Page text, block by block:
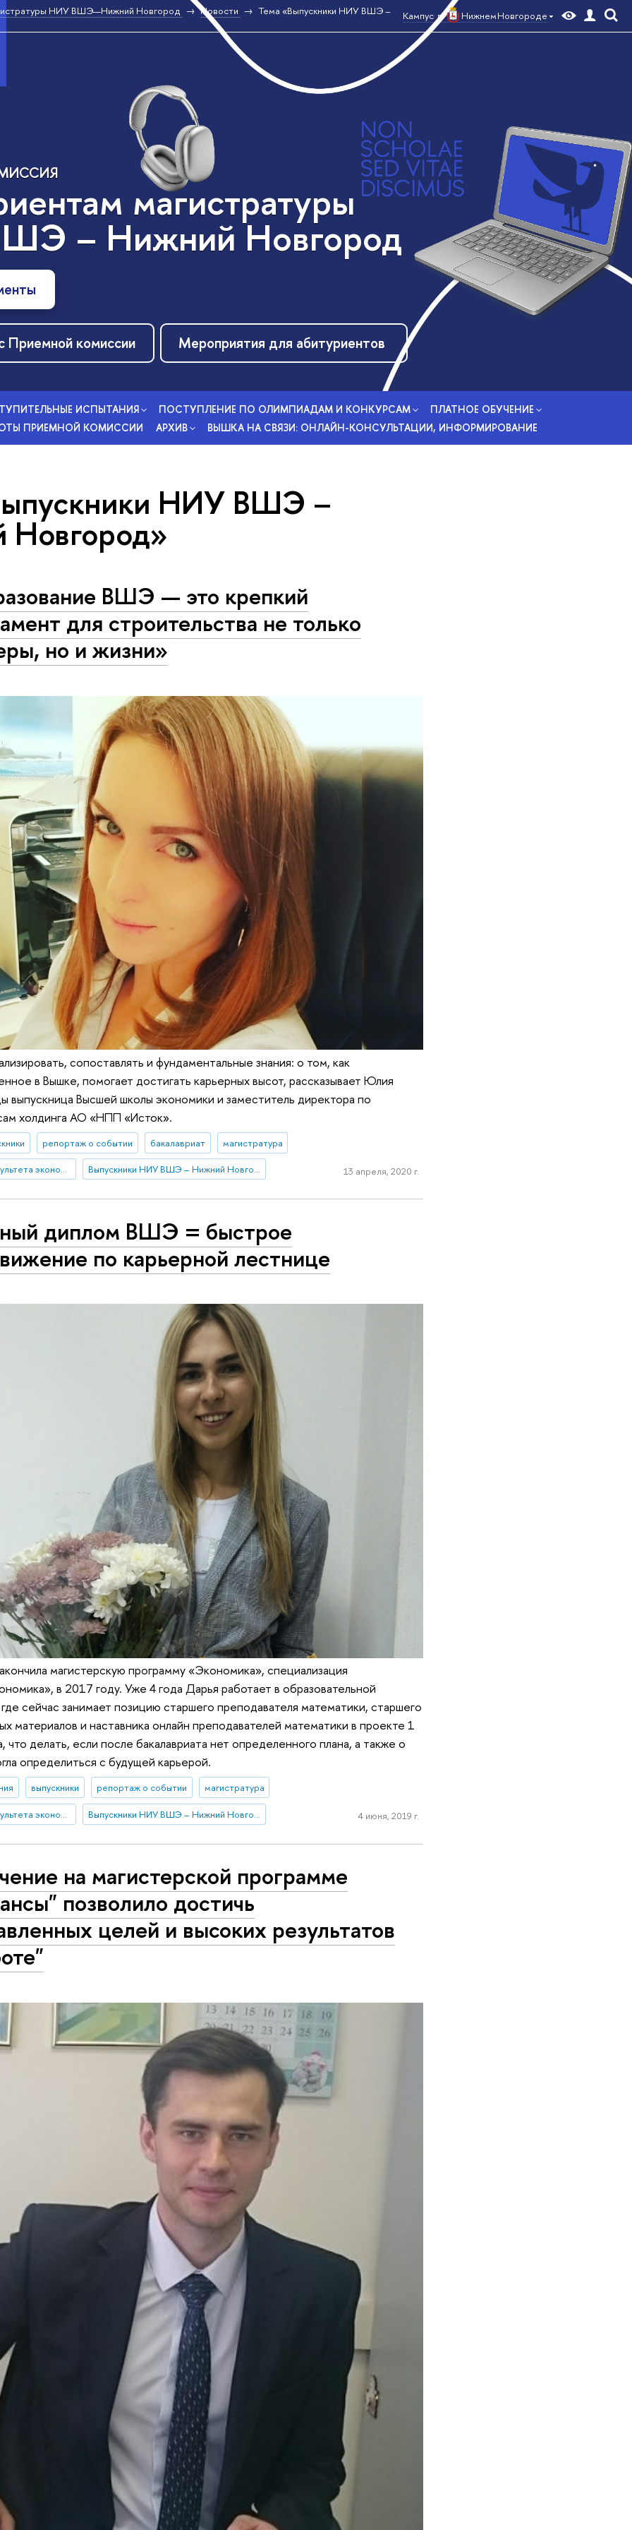
Кампус в Нижнем Новгороде
НИУ ВШЭ—Нижний Новгород Новости Тема «Выпускники НИУ ВШЭ –
магистратуры
– Нижний Новгород
Приемной комиссии Мероприятия для абитуриентов
ИСПЫТАНИЯ ПОСТУПЛЕНИЕ ПО ОЛИМПИАДАМ И КОНКУРСАМ
ПЛАТНОЕ ОБУЧЕНИЕ
ПРИЕМНОЙ КОМИССИИ
АРХИВ ВЫШКА НА СВЯЗИ: ОНЛАЙН-КОНСУЛЬТАЦИИ, ИНФОРМИРОВАНИЕ
НИУ ВШЭ –
ВШЭ — это крепкий
для строительства не только
но и жизни»
сопоставлять и фундаментальные знания: о том, как
в Вышке, помогает достигать карьерных высот, рассказывает Юлия
выпускница Высшей школы экономики и заместитель директора по
холдинга АО «НПП «Исток».
репортаж о событии бакалавриат магистратура
успехи выпускников факультета экономики Выпускники НИУ ВШЭ – Нижний Новгород 13 апреля, 2020 г.
диплом ВШЭ = быстрое
по карьерной лестнице
магистерскую программу «Экономика», специализация
в 2017 году. Уже 4 года Дарья работает в образовательной
сейчас занимает позицию старшего преподавателя математики, старшего
материалов и наставника онлайн преподавателей математики в проекте 1
что делать, если после бакалавриата нет определенного плана, а также о
определиться с будущей карьерой.
выпускники репортаж о событии магистратура
успехи выпускников факультета экономики Выпускники НИУ ВШЭ – Нижний Новгород 4 июня, 2019 г.
на магистерской программе
позволило достичь
целей и высоких результатов